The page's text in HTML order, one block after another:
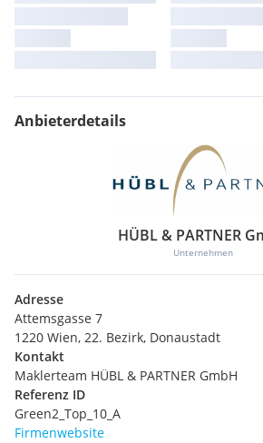
Anbieterdetails
HÜBL & PARTNER
Unternehmen
Adresse
Attemsgasse 7
1220 Wien, 22. Bezirk, Donaustadt
Kontakt
Maklerteam HÜBL & PARTNER GmbH
Referenz ID
Green2_Top_10_A
Firmenwebsite